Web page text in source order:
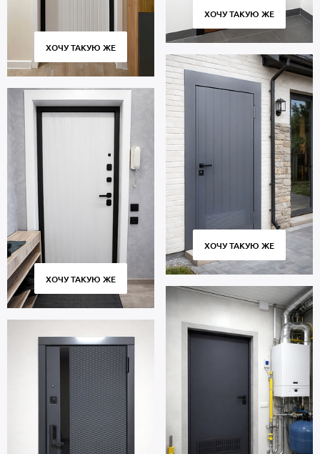
ХОЧУ ТАКУЮ ЖЕ
ХОЧУ ТАКУЮ ЖЕ
ХОЧУ ТАКУЮ ЖЕ
ХОЧУ ТАКУЮ ЖЕ